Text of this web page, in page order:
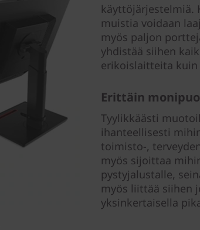
käyttöjärjestelmiä.
muistia voidaan
myös paljon
yhdistää siihen
erikoislaitteita
Erittäin
Tyylikkäästi
ihanteellisesti
toimisto-,
myös sijoittaa
pystyjalustalle,
myös liittää siihen
yksinkertaisella